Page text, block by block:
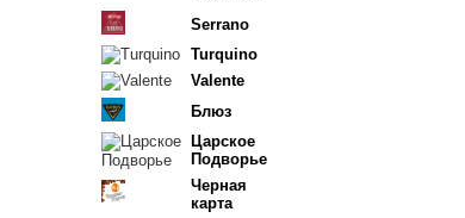
Serrano
Turquino
Valente
Блюз
Царское
Подворье
Черная
карта